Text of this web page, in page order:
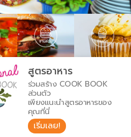
การตวง
มิ
กวัตถุดิบ
สูตรอาหาร
ร่วมสร้าง COOK BOOK
ส่วนตัว
เพียงแนะนำสูตรอาหารของ
คุณที่นี่
เริ่มเลย!